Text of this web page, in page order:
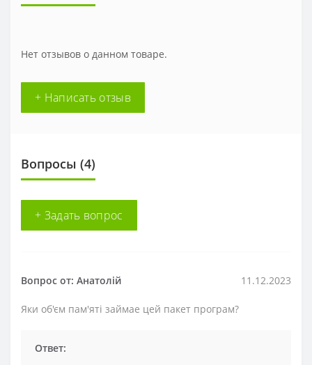
Нет отзывов о данном товаре.
+ Написать отзыв
Вопросы (4)
+ Задать вопрос
Вопрос от: Анатолій 11.12.2023
Яки об'єм пам'яті займае цей пакет програм?
Ответ: